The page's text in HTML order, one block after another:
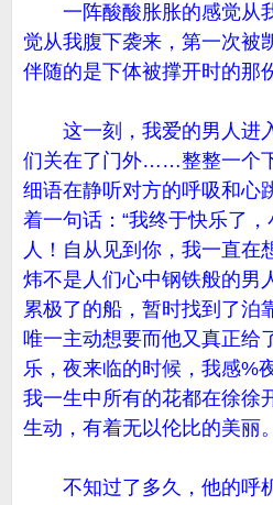
一阵酸酸胀胀的感觉从
觉从我腹下袭来，第一次被
伴随的是下体被撑开时的那
这一刻，我爱的男人进
们关在了门外……整整一个
细语在静听对方的呼吸和心
着一句话：“我终于快乐了
人！自从见到你，我一直在
炜不是人们心中钢铁般的男
累极了的船，暂时找到了泊
唯一主动想要而他又真正给
乐，夜来临的时候，我感%
我一生中所有的花都在徐徐
生动，有着无以伦比的美丽。
不知过了多久，他的呼